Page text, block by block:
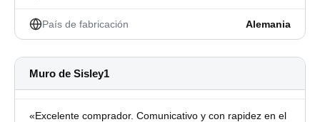
País de fabricación Alemania
Muro de Sisley1
«Excelente comprador. Comunicativo y con rapidez en el